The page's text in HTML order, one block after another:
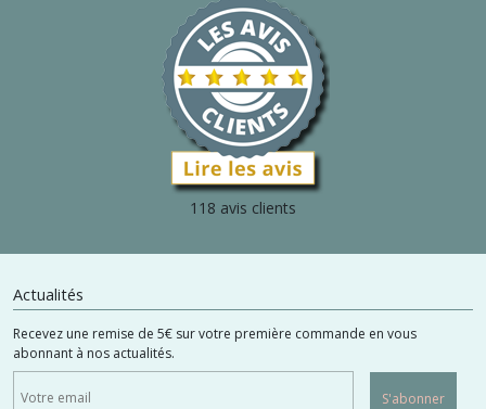
118 avis clients
Actualités
Recevez une remise de 5€ sur votre première commande en vous
abonnant à nos actualités.
S'abonner